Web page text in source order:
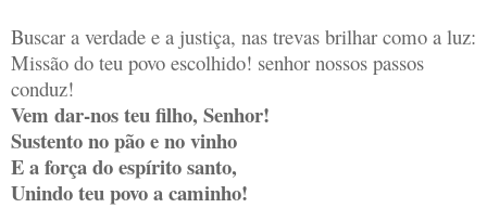
Buscar a verdade e a justiça, nas trevas brilhar como a luz:
Missão do teu povo escolhido! senhor nossos passos
conduz!
Vem dar-nos teu filho, Senhor!
Sustento no pão e no vinho
E a força do espírito santo,
Unindo teu povo a caminho!